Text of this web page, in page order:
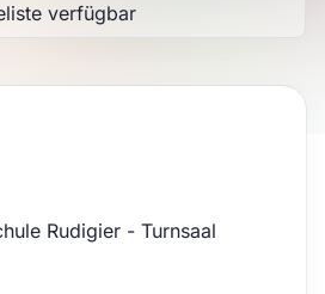
verfügbar
Rudigier - Turnsaal